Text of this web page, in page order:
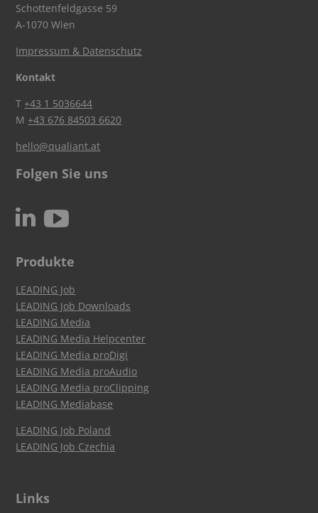
Schottenfeldgasse 59
A-1070 Wien
Impressum & Datenschutz
Kontakt
T+43 1 5036644
M+43 676 84503 6620
hello@qualiant.at
Folgen Sie uns
N c
Produkte
LEADING Job
LEADING Job Downloads
LEADING Media
LEADING Media Helpcenter
LEADING Media proDigi
LEADING Media proAudio
LEADING Media proClipping
LEADING Mediabase
LEADING Job Poland
LEADING Job Czechia
Links